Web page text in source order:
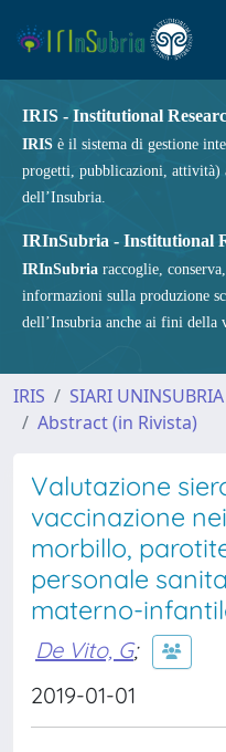
IRIS - Institutional
IRIS è il sistema di gestione
progetti, pubblicazioni, attività)
dell’Insubria.
IRInSubria - Institutional
IRInSubria raccoglie,
informazioni sulla produzione
dell’Insubria anche ai fini della
IRIS SIARI UNINSUBRIA
Abstract (in Rivista)
Valutazione
vaccinazione
morbillo,
personale
materno-
De Vito, G;
2019-01-01